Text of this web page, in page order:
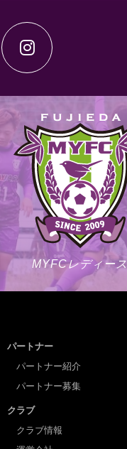
MYFCレディース
パートナー
パートナー紹介
パートナー募集
クラブ
クラブ情報